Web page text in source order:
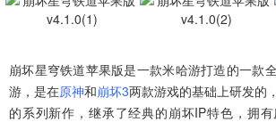
崩坏星穹铁道苹果版是一款米哈游打造的一款
游，是在原神和崩坏3两款游戏的基础上研发的
的系列新作，继承了经典的崩坏IP特色，拥